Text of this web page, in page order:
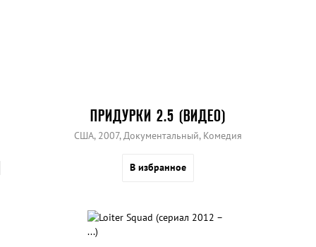
ПРИДУРКИ 2.5 (ВИДЕО)
США, 2007, Документальный, Комедия
В избранное